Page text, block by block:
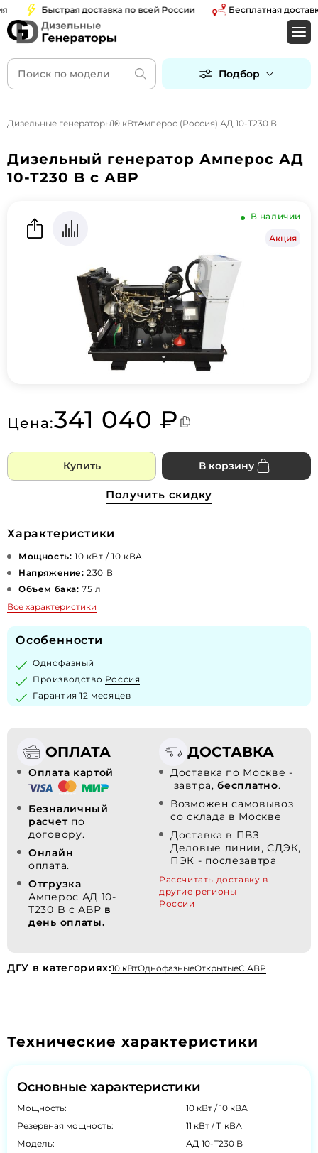
Быстрая доставка по всей России Бесплатная доставка
Подбор
Дизельные генераторы10 кВтАмперос (Россия) АД 10-Т230 В
Дизельный генератор Амперос АД
10-Т230 B с АВР
Акция
В наличии
Цена:341 040 ₽
Купить В корзину
Получить скидку
Характеристики
Мощность: 10 кВт / 10 кВА
Напряжение: 230 В
Объем бака: 75 л
Все характеристики
Особенности
Однофазный
Производство Россия
Гарантия 12 месяцев
ОПЛАТА
Оплата картой
Безналичный
расчет по
договору.
Онлайн
оплата.
Отгрузка
Амперос АД 10-
Т230 B с АВР в
день оплаты.
ДОСТАВКА
Доставка по Москве -
завтра,бесплатно.
Возможен самовывоз
со склада в Москве
Доставка в ПВЗ
Деловые линии, СДЭК,
ПЭК - послезавтра
Рассчитать доставку в
другие регионы
России
ДГУ в категориях:10 кВтОднофазныеОткрытыеС АВР
Технические характеристики
Основные характеристики
Мощность:
10 кВт / 10 кВА
Резервная мощность:
11 кВт / 11 кВА
Модель:
АД 10-Т230 B